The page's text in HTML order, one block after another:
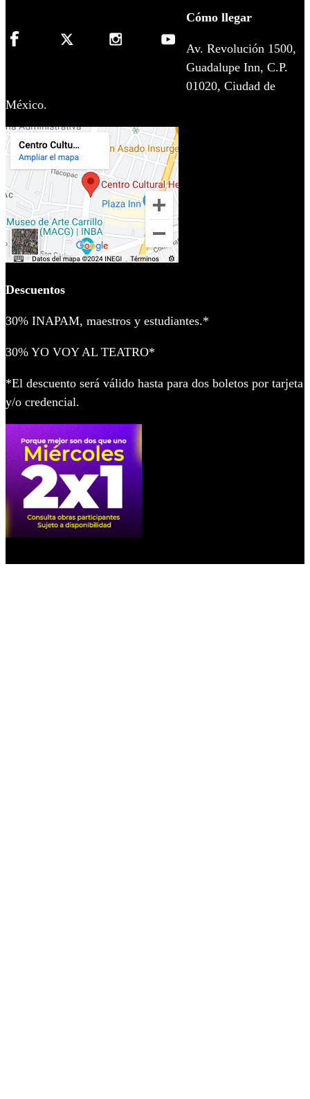
Cómo llegar
Av. Revolución 1500,
Guadalupe Inn, C.P.
01020, Ciudad de
México.
Descuentos
30% INAPAM, maestros y estudiantes.*
30% YO VOY AL TEATRO*
*El descuento será válido hasta para dos boletos por tarjeta
y/o credencial.